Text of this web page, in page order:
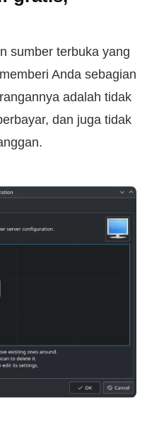
sumber terbuka yang
Anda sebagian
adalah tidak
dan juga tidak